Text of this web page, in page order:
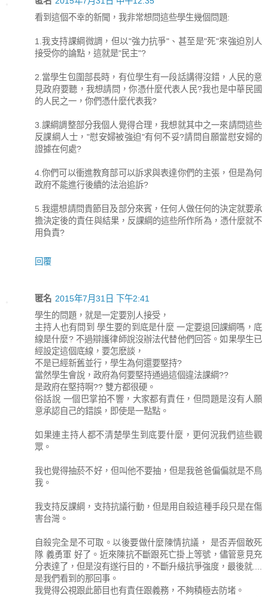
看到這個不幸的新聞，我非常想問這些學生幾個問題:
1.我支持課綱微調，但以"強力抗爭"、甚至是"死"來強迫別人
接受你的論點，這就是"民主"?
2.當學生包圍部長時，有位學生有一段話講得沒錯，人民的意
見政府要聽，我想請問，你憑什麼代表人民?我也是中華民國
的人民之一，你們憑什麼代表我?
3.課綱調整部分我個人覺得合理，我想就其中之一來請問這些
反課綱人士，"慰安婦被強迫"有何不妥?請問自願當慰安婦的
證據在何處?
4.你們可以衝進教育部可以訴求與表達你們的主張，但是為何
政府不能進行後續的法治追訴?
5.我還想請問貴節目及部分來賓，任何人做任何的決定就要承
擔決定後的責任與結果，反課綱的這些所作所為，憑什麼就不
用負責?
回覆
匿名 2015年7月31日 下午2:41
學生的問題，就是一定要別人接受，
主持人也有問到 學生要的到底是什麼 一定要退回課綱嗎，底
線是什麼? 不過辯護律師說沒辦法代替他們回答。如果學生已
經設定這個底線，要怎麽談，
不是已經新舊並行，學生為何還要堅持?
當然學生會說，政府為何要堅持通過這個違法課綱??
是政府在堅持啊?? 雙方都很硬。
俗話說 一個巴掌拍不響，大家都有責任，但問題是沒有人願
意承認自己的錯誤，即使是一點點。
如果連主持人都不清楚學生到底要什麼，更何況我們這些觀
眾。
我也覺得抽菸不好，但叫他不要抽，但是我爸爸偏偏就是不鳥
我。
我支持反課綱，支持抗議行動，但是用自殺這種手段只是在傷
害台灣。
自殺完全是不可取。以後要做什麼陳情抗議， 是否弄個敢死
隊 義勇軍 好了。近來陳抗不斷跟死亡掛上等號，儘管意見充
分表達了，但是沒有遂行目的，不斷升級抗爭強度，最後就....
是我們看到的那回事。
我覺得公視跟此節目也有責任跟義務，不夠積極去防堵。